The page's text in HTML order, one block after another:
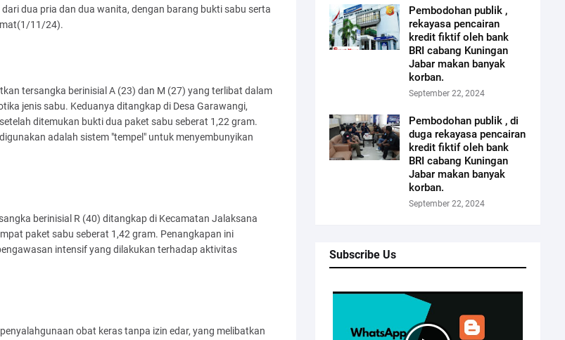
dua pria dan dua wanita, dengan barang bukti sabu serta
11/24).
tersangka berinisial A (23) dan M (27) yang terlibat dalam
jenis sabu. Keduanya ditangkap di Desa Garawangi,
ditemukan bukti dua paket sabu seberat 1,22 gram.
adalah sistem "tempel" untuk menyembunyikan
berinisial R (40) ditangkap di Kecamatan Jalaksana
paket sabu seberat 1,42 gram. Penangkapan ini
intensif yang dilakukan terhadap aktivitas
obat keras tanpa izin edar, yang melibatkan
Pembodohan publik ,
rekayasa pencairan
kredit fiktif oleh bank
BRI cabang Kuningan
Jabar makan banyak
korban.
September 22, 2024
Pembodohan publik , di
duga rekayasa pencairan
kredit fiktif oleh bank
BRI cabang Kuningan
Jabar makan banyak
korban.
September 22, 2024
Subscribe Us